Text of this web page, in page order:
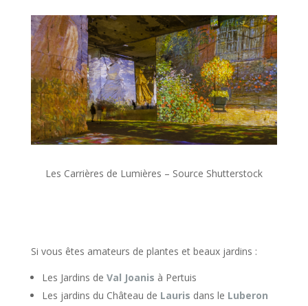
Les Carrières de Lumières – Source Shutterstock
Si vous êtes amateurs de plantes et beaux jardins :
Les Jardins de Val Joanis à Pertuis
Les jardins du Château de Lauris dans le Luberon